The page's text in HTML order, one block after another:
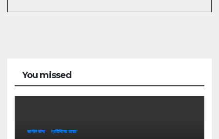
You missed
জার্মান ভাষা প্রতিদিনের ডয়েচ